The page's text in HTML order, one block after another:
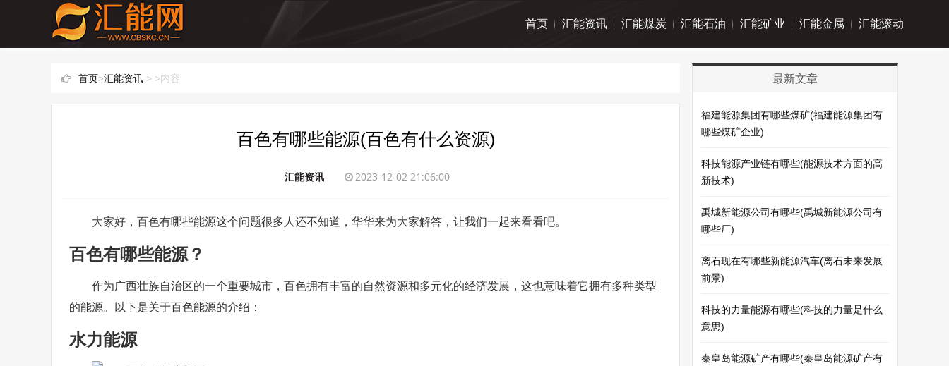
首页 汇能资讯 汇能煤炭 汇能石油 汇能矿业 汇能金属 汇能滚动
首页>汇能资讯 > >内容
百色有哪些能源(百色有什么资源)
汇能资讯 2023-12-02 21:06:00
大家好，百色有哪些能源这个问题很多人还不知道，华华来为大家解答，让我们一起来看看吧。
百色有哪些能源？
作为广西壮族自治区的一个重要城市，百色拥有丰富的自然资源和多元化的经济发展，这也意味着它拥有多种类型
的能源。以下是关于百色能源的介绍：
水力能源
最新文章
福建能源集团有哪些煤矿(福建能源集团有
哪些煤矿企业)
科技能源产业链有哪些(能源技术方面的高
新技术)
禹城新能源公司有哪些(禹城新能源公司有
哪些厂)
离石现在有哪些新能源汽车(离石未来发展
前景)
科技的力量能源有哪些(科技的力量是什么
意思)
秦皇岛能源矿产有哪些(秦皇岛能源矿产有